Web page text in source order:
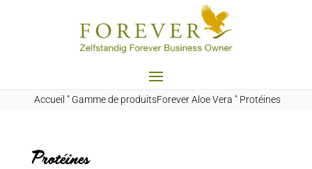
Accueil " Gamme de produitsForever Aloe Vera " Protéines
Protéines